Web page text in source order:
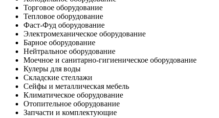
Торговое оборудование
Тепловое оборудование
Фаст-Фуд оборудование
Электромеханическое оборудование
Барное оборудование
Нейтральное оборудование
Моечное и санитарно-гигиеническое оборудование
Кулеры для воды
Складские стеллажи
Сейфы и металлическая мебель
Климатическое оборудование
Отопительное оборудование
Запчасти и комплектующие